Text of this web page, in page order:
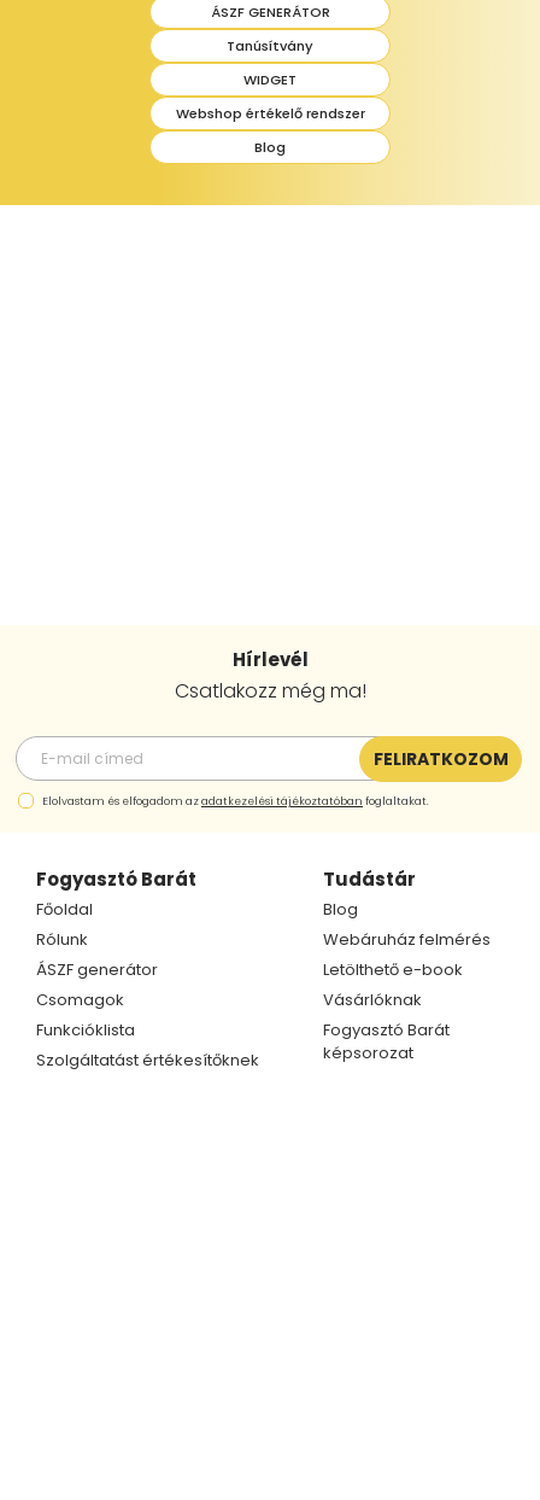
ÁSZF GENERÁTOR
Tanúsítvány
WIDGET
Webshop értékelő rendszer
Blog
Fogyasztó Barát
Főoldal
Rólunk
ÁSZF generátor
Csomagok
Funkcióklista
Szolgáltatást értékesítőknek
Tudástár
Blog
Webáruház felmérés
Letölthető e-book
Vásárlóknak
Fogyasztó Barát
képsorozat
Hírlevél
Csatlakozz még ma!
FELIRATKOZOM
Elolvastam és elfogadom azadatkezelési tájékoztatóban foglaltakat.